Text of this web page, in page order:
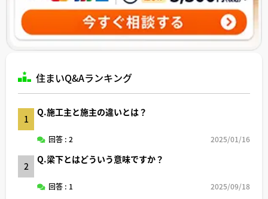
住まいQ&Aランキング
1
Q.施工主と施主の違いとは？
回答 : 2 2025/01/16
2
Q.梁下とはどういう意味ですか？
回答 : 1 2025/09/18